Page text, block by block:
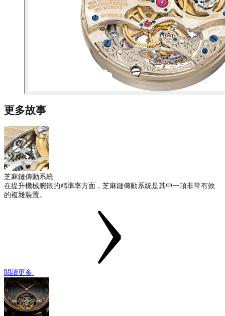
更多故事
芝麻鏈傳動系統
在提升機械腕錶的精準率方面，芝麻鏈傳動系統是其中一項非常有效
的複雜裝置。
閱讀更多